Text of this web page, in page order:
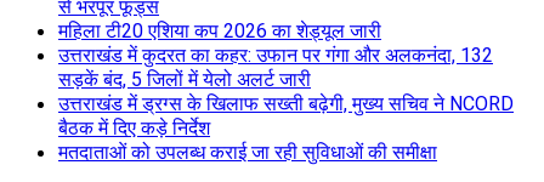
से भरपूर फूड्स
महिला टी20 एशिया कप 2026 का शेड्यूल जारी
उत्तराखंड में कुदरत का कहर: उफान पर गंगा और अलकनंदा, 132
सड़कें बंद, 5 जिलों में येलो अलर्ट जारी
उत्तराखंड में ड्रग्स के खिलाफ सख्ती बढ़ेगी, मुख्य सचिव ने NCORD
बैठक में दिए कड़े निर्देश
मतदाताओं को उपलब्ध कराई जा रही सुविधाओं की समीक्षा